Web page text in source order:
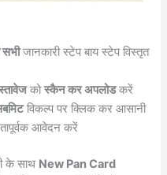
सभीजानकारी स्टेप बाय स्टेप विस्तृत
कोस्कैन कर अपलोडकरें
विकल्प पर क्लिक कर आसानी
आवेदन करें
के साथ New Pan Card